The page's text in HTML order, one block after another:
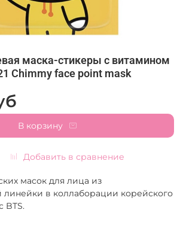
маска-стикеры с витамином
Chimmy face point mask
Добавить в сравнение
В корзину
масок для лица из
в коллаборации корейского
BTS.